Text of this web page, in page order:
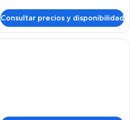
Consultar precios y disponibilidad
Habitación de hotel con cama,